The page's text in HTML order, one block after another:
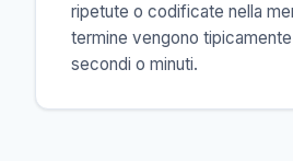
ripetute o codificate nella
termine vengono
secondi o minuti.